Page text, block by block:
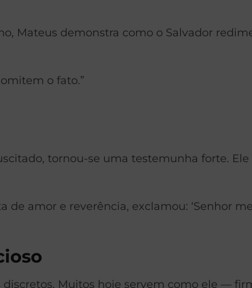
Mateus demonstra como o Salvador
o fato.”
tornou-se uma testemunha forte.
amor e reverência, exclamou: ‘Senhor
Muitos hoje servem como ele —